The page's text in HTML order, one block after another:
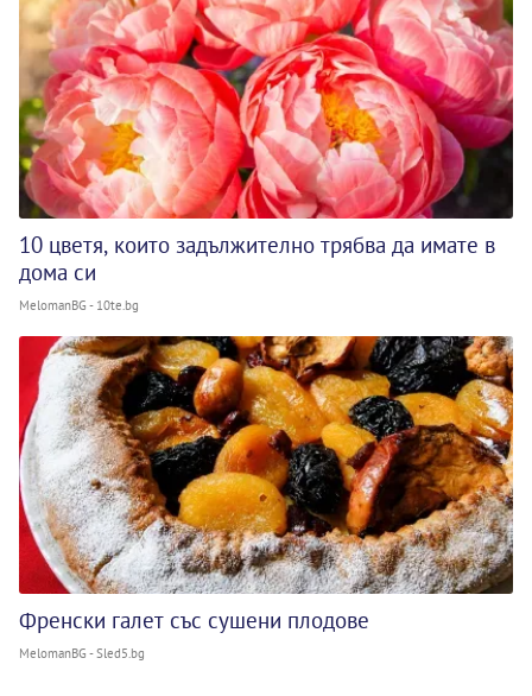
10 цветя, които задължително трябва да имате в
дома си
MelomanBG - 10te.bg
Френски галет със сушени плодове
MelomanBG - Sled5.bg